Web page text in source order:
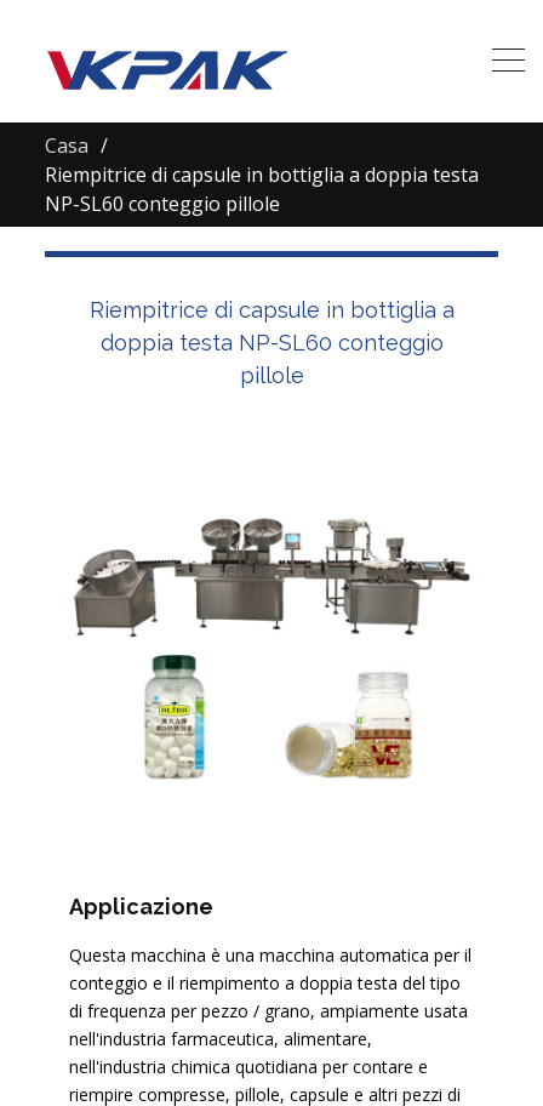
Casa
Riempitrice di capsule in bottiglia a doppia testa
NP-SL60 conteggio pillole
Riempitrice di capsule in bottiglia a
doppia testa NP-SL60 conteggio
pillole
Applicazione
Questa macchina è una macchina automatica per il
conteggio e il riempimento a doppia testa del tipo
di frequenza per pezzo / grano, ampiamente usata
nell'industria farmaceutica, alimentare,
nell'industria chimica quotidiana per contare e
riempire compresse, pillole, capsule e altri pezzi di